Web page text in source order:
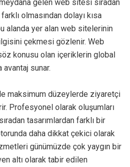
gelen web sitesi sıradan
olmasından dolayı kısa
alanda yer alan web sitelerinin
çekmesi gözlenir. Web
konusu olan içeriklerin global
avantaj sunar.
maksimum düzeylerde ziyaretçi
Profesyonel olarak oluşumları
tasarımlardan farklı bir
daha dikkat çekici olarak
günümüzde çok yaygın bir
altı olarak tabir edilen